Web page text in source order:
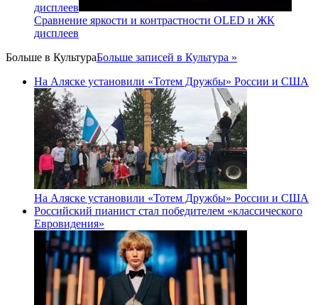
дисплеев
Сравнение яркости и контрастности OLED и ЖК
дисплеев
Больше в КультураБольше записей в Культура »
На Аляске установили «Тотем Дружбы» России и США
На Аляске установили «Тотем Дружбы» России и США
Российский пианист стал победителем «классического
Евровидения»